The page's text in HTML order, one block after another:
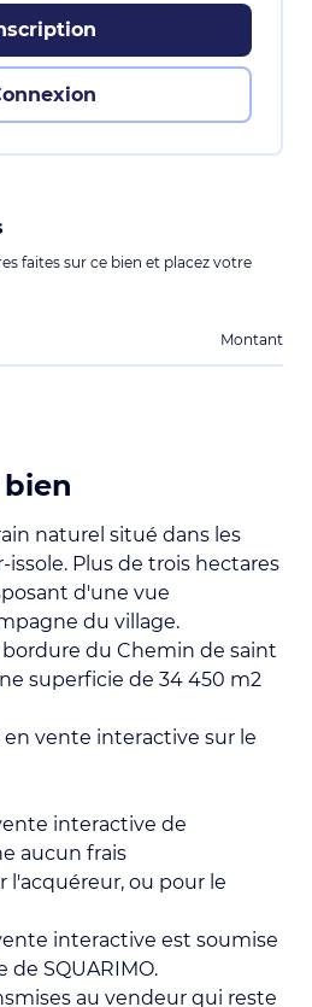
faites sur ce bien et placez votre
Montant
naturel situé dans les
issole. Plus de trois hectares
d'une vue
du village.
du Chemin de saint
superficie de 34 450 m2
vente interactive sur le
interactive de
aucun frais
ou pour le
interactive est soumise
de SQUARIMO.
au vendeur qui reste